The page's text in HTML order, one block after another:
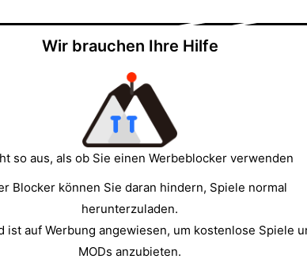
ENTWICKLER
Quicksailor
Wir brauchen Ihre Hilfe
so aus, als ob Sie einen Werbeblocker verwenden
Blocker können Sie daran hindern, Spiele normal
herunterzuladen.
ist auf Werbung angewiesen, um kostenlose Spiele
MODs anzubieten.